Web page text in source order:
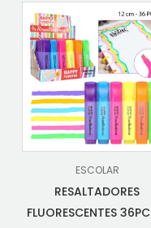
ESCOLAR
RESALTADORES
FLUORESCENTES